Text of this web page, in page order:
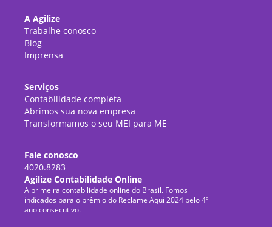
A Agilize
Trabalhe conosco
Blog
Imprensa
Serviços
Contabilidade completa
Abrimos sua nova empresa
Transformamos o seu MEI para ME
Fale conosco
4020.8283
Agilize Contabilidade Online
A primeira contabilidade online do Brasil. Fomos
indicados para o prêmio do Reclame Aqui 2024 pelo 4º
ano consecutivo.